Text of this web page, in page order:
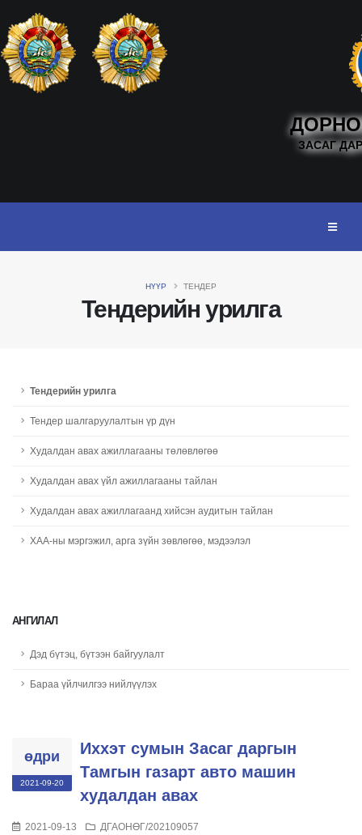
ЗАСАГ
Тендерийн урилга
НҮҮР ТЕНДЕР
Тендерийн урилга
Тендер шалгаруулалтын үр дүн
Худалдан авах ажиллагааны төлөвлөгөө
Худалдан авах үйл ажиллагааны тайлан
Худалдан авах ажиллагаанд хийсэн аудитын тайлан
ХАА-ны мэргэжил, арга зүйн зөвлөгөө, мэдээлэл
АНГИЛАЛ
Дэд бүтэц, бүтээн байгуулалт
Бараа үйлчилгээ нийлүүлэх
өдри
2021-09-20
Иххэт сумын Засаг даргын
Тамгын газарт авто машин
худалдан авах
2021-09-13
ДГАОНӨГ/202109057